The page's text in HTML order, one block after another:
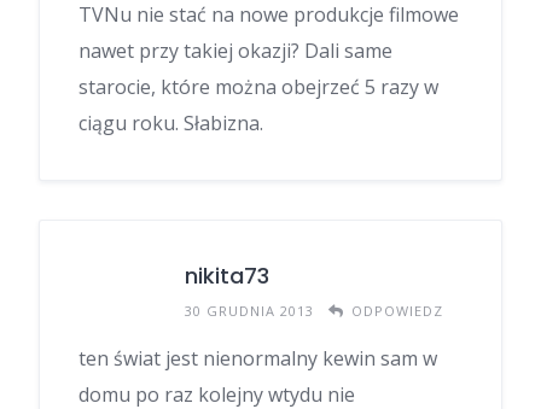
TVNu nie stać na nowe produkcje filmowe
nawet przy takiej okazji? Dali same
starocie, które można obejrzeć 5 razy w
ciągu roku. Słabizna.
nikita73
30 GRUDNIA 2013 ODPOWIEDZ
ten świat jest nienormalny kewin sam w
domu po raz kolejny wtydu nie